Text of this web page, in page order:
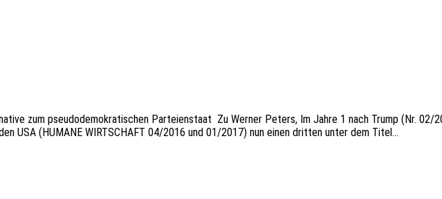
zum pseu­do­de­mo­kra­ti­schen Partei­en­staat Zu Werner Peters, Im Jahre 1 nach Trump (Nr.
USA (HUMANE WIRTSCHAFT 04/2016 und 01/2017) nun einen drit­ten unter dem Titel…